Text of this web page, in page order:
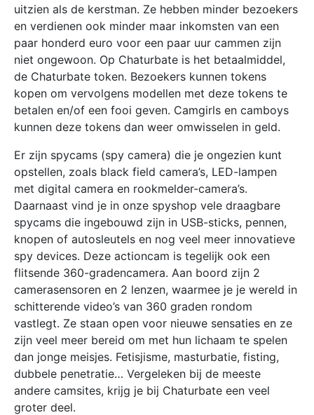
uitzien als de kerstman. Ze hebben minder bezoekers
en verdienen ook minder maar inkomsten van een
paar honderd euro voor een paar uur cammen zijn
niet ongewoon. Op Chaturbate is het betaalmiddel,
de Chaturbate token. Bezoekers kunnen tokens
kopen om vervolgens modellen met deze tokens te
betalen en/of een fooi geven. Camgirls en camboys
kunnen deze tokens dan weer omwisselen in geld.
Er zijn spycams (spy camera) die je ongezien kunt
opstellen, zoals black field camera’s, LED-lampen
met digital camera en rookmelder-camera’s.
Daarnaast vind je in onze spyshop vele draagbare
spycams die ingebouwd zijn in USB-sticks, pennen,
knopen of autosleutels en nog veel meer innovatieve
spy devices. Deze actioncam is tegelijk ook een
flitsende 360-gradencamera. Aan boord zijn 2
camerasensoren en 2 lenzen, waarmee je je wereld in
schitterende video’s van 360 graden rondom
vastlegt. Ze staan open voor nieuwe sensaties en ze
zijn veel meer bereid om met hun lichaam te spelen
dan jonge meisjes. Fetisjisme, masturbatie, fisting,
dubbele penetratie… Vergeleken bij de meeste
andere camsites, krijg je bij Chaturbate een veel
groter deel.